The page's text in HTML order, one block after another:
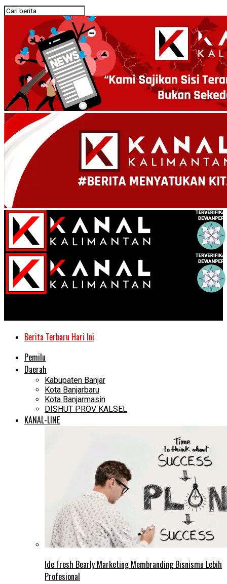
Berita Terbaru Hari Ini
Pemilu
Daerah
Kabupaten Banjar
Kota Banjarbaru
Kota Banjarmasin
DISHUT PROV KALSEL
KANAL-LINE
Ide Fresh Bearly Marketing Membranding Bisnismu Lebih
Profesional